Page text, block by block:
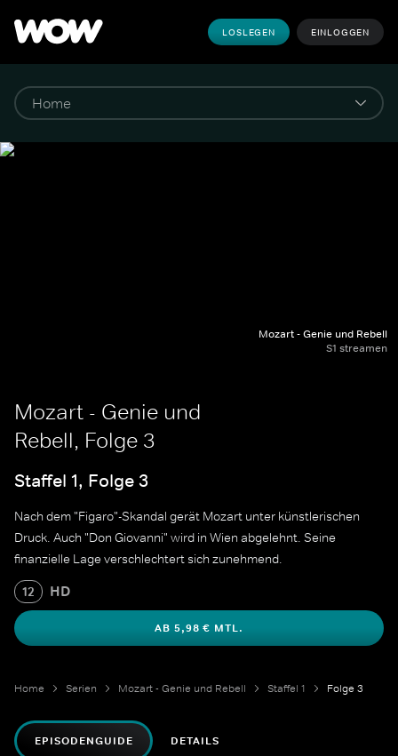
LOSLEGEN EINLOGGEN
Mozart - Genie und Rebell
S1 streamen
Mozart - Genie und
Rebell, Folge 3
Staffel 1, Folge 3
Nach dem "Figaro"-Skandal gerät Mozart unter künstlerischen
Druck. Auch "Don Giovanni" wird in Wien abgelehnt. Seine
finanzielle Lage verschlechtert sich zunehmend.
12 HD
AB 5,98 € MTL.
Home Serien Mozart - Genie und Rebell Staffel 1 Folge 3
EPISODENGUIDE DETAILS